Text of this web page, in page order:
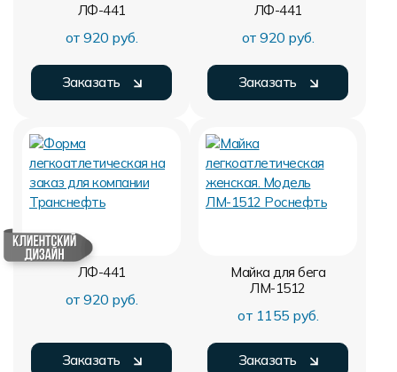
ЛФ-441
от 920 руб.
Заказать
ЛФ-441
от 920 руб.
Заказать
ЛФ-441
от 920 руб.
Заказать
Майка для бега
ЛМ-1512
от 1155 руб.
Заказать